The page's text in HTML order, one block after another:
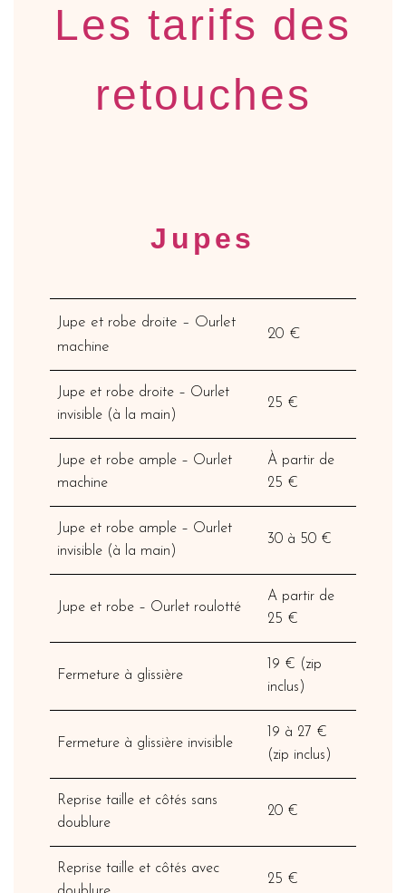
Les tarifs des
retouches
Jupes
Jupe et robe droite – Ourlet
machine
20 €
Jupe et robe droite – Ourlet
invisible (à la main)
25 €
Jupe et robe ample – Ourlet
machine
À partir de
25 €
Jupe et robe ample – Ourlet
invisible (à la main)
30 à 50 €
Jupe et robe – Ourlet roulotté
A partir de
25 €
Fermeture à glissière
19 € (zip
inclus)
Fermeture à glissière invisible
19 à 27 €
(zip inclus)
Reprise taille et côtés sans
doublure
20 €
Reprise taille et côtés avec
25 €